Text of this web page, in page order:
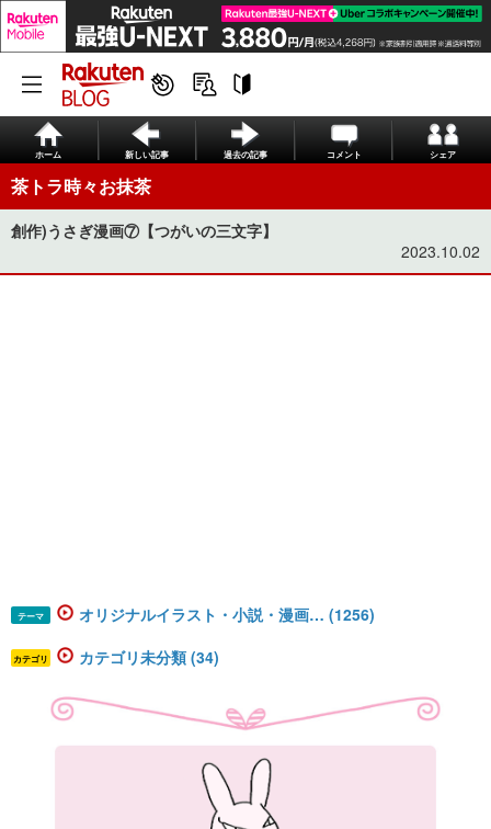
ホーム 新しい記事 過去の記事 コメント シェア
茶トラ時々お抹茶
創作)うさぎ漫画⑦【つがいの三文字】
2023.10.02
テーマ オリジナルイラスト・小説・漫画… (1256)
カテゴリ カテゴリ未分類 (34)